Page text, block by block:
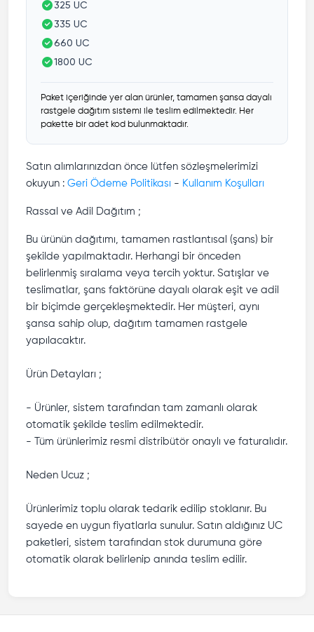
325 UC
335 UC
660 UC
1800 UC
Paket içeriğinde yer alan ürünler, tamamen şansa dayalı
rastgele dağıtım sistemi ile teslim edilmektedir. Her
pakette bir adet kod bulunmaktadır.
Satın alımlarınızdan önce lütfen sözleşmelerimizi
okuyun : Geri Ödeme Politikası - Kullanım Koşulları
Rassal ve Adil Dağıtım ;
Bu ürünün dağıtımı, tamamen rastlantısal (şans) bir
şekilde yapılmaktadır. Herhangi bir önceden
belirlenmiş sıralama veya tercih yoktur. Satışlar ve
teslimatlar, şans faktörüne dayalı olarak eşit ve adil
bir biçimde gerçekleşmektedir. Her müşteri, aynı
şansa sahip olup, dağıtım tamamen rastgele
yapılacaktır.
Ürün Detayları ;
- Ürünler, sistem tarafından tam zamanlı olarak
otomatik şekilde teslim edilmektedir.
- Tüm ürünlerimiz resmi distribütör onaylı ve faturalıdır.
Neden Ucuz ;
Ürünlerimiz toplu olarak tedarik edilip stoklanır. Bu
sayede en uygun fiyatlarla sunulur. Satın aldığınız UC
paketleri, sistem tarafından stok durumuna göre
otomatik olarak belirlenip anında teslim edilir.